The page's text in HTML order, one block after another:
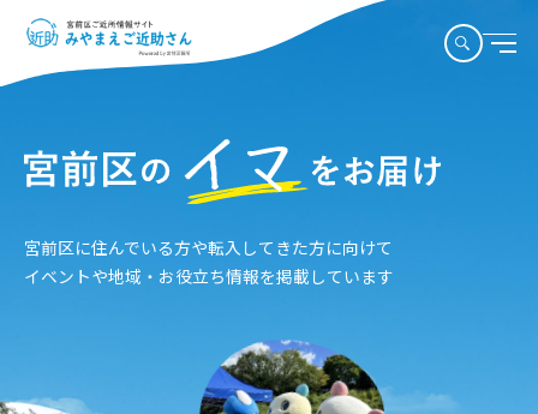
宮前区に住んでいる方や転入してきた方に向けて
イベントや地域・お役立ち情報を掲載しています